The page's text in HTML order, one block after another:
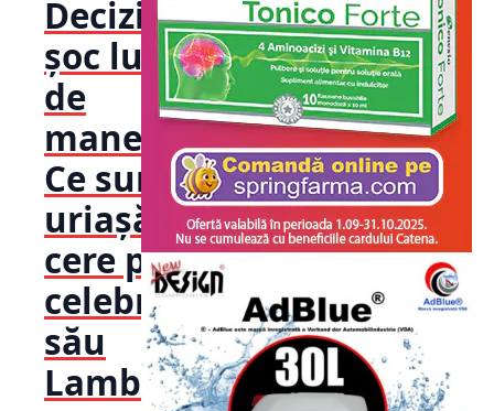
Decizia
șoc luată
de
manelist:
Ce sumă
uriașă
cere pe
celebrul
său
Lamborg...